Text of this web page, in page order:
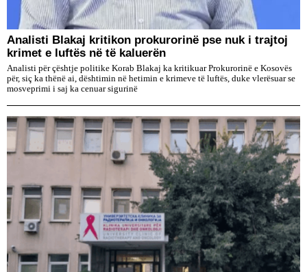
​Analisti Blakaj kritikon prokurorinë pse nuk i trajtoj
krimet e luftës në të kaluerën
Analisti për çështje politike Korab Blakaj ka kritikuar Prokurorinë e Kosovës
për, siç ka thënë ai, dështimin në hetimin e krimeve të luftës, duke vlerësuar se
mosveprimi i saj ka cenuar sigurinë